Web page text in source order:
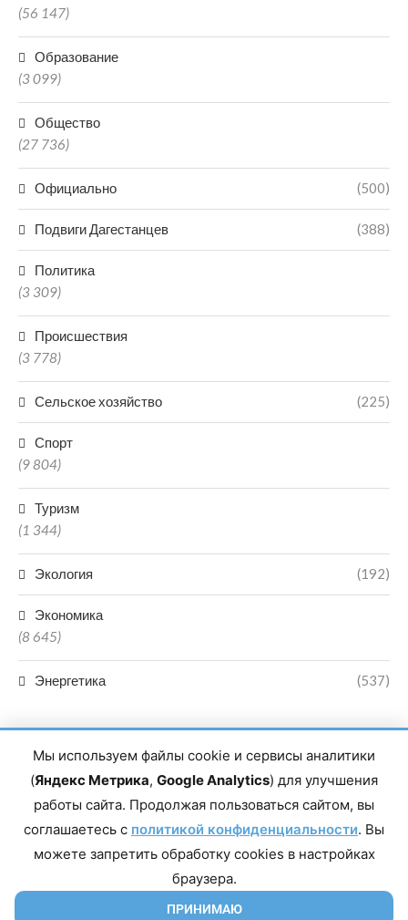
(56 147)
Образование
(3 099)
Общество
(27 736)
Официально (500)
Подвиги Дагестанцев (388)
Политика
(3 309)
Происшествия
(3 778)
Сельское хозяйство (225)
Спорт
(9 804)
Туризм
(1 344)
Экология (192)
Экономика
(8 645)
Энергетика (537)
Главный редактор сетевого издания Магомаев Тимур Нухович.
Контакты редакции: 8(988)-292-94-34 Почта: vestiskfo@gmail.com По
Республика Дагестан, г. Махачкала, пр-т Насрутдинова, д. 1а. Все
права защищены. Копирование и использование полных материалов
запрещено, частичное цитирование возможно только при условии
Мы используем файлы cookie и сервисы аналитики
(Яндекс Метрика, Google Analytics) для улучшения
работы сайта. Продолжая пользоваться сайтом, вы
соглашаетесь с политикой конфиденциальности. Вы
можете запретить обработку cookies в настройках
браузера.
ПРИНИМАЮ